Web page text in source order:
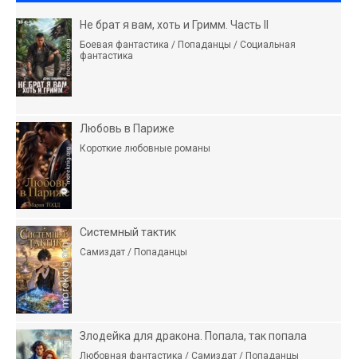
Не брат я вам, хоть и Гримм. Часть II
Боевая фантастика / Попаданцы / Социальная
фантастика
Любовь в Париже
Короткие любовные романы
Системный тактик
Самиздат / Попаданцы
Злодейка для дракона. Попала, так попала
Любовная фантастика / Самиздат / Попаданцы